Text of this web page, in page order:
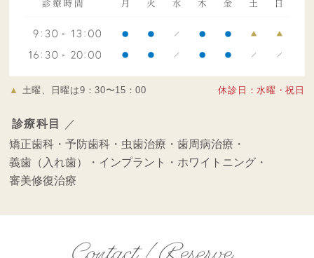
▲ 土曜、日曜は9：30〜15：00 休診日：水曜・祝日
診療科目
／
矯正歯科・予防歯科・ 虫歯治療・歯周病治療・
義歯（入れ歯）・ インプラント・ ホワイトニング・
審美修復治療